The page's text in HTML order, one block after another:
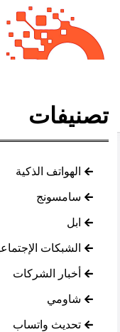
تصنيفات
الهواتف الذكية
سامسونج
ابل
الشبكات
أخبار الشركات
شاومي
تحديث واتساب